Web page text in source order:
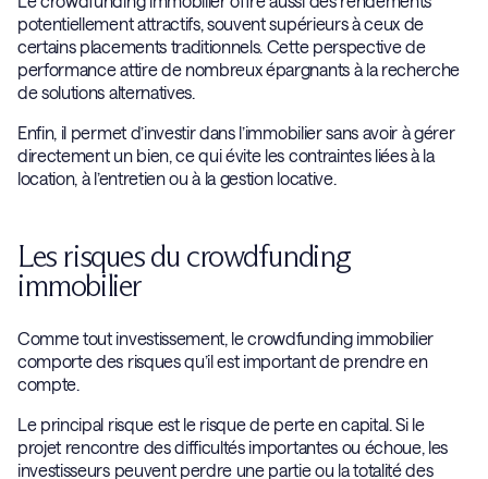
potentiellement attractifs, souvent supérieurs à ceux de
certains placements traditionnels. Cette perspective de
performance attire de nombreux épargnants à la recherche
de solutions alternatives.
Enfin, il permet d’investir dans l’immobilier sans avoir à gérer
directement un bien, ce qui évite les contraintes liées à la
location, à l’entretien ou à la gestion locative.
Les risques du crowdfunding
immobilier
Comme tout investissement, le crowdfunding immobilier
comporte des risques qu’il est important de prendre en
compte.
Le principal risque est le risque de perte en capital. Si le
projet rencontre des difficultés importantes ou échoue, les
investisseurs peuvent perdre une partie ou la totalité des